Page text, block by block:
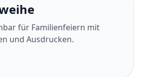
für Familienfeiern mit
und Ausdrucken.